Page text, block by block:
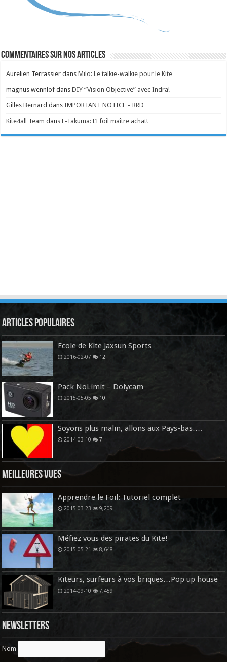
Commentaires sur nos articles
Aurelien Terrassier dansMilo: Le talkie-walkie pour le Kite
magnus wennlof dansDIY “Vision Objective” avec Indra!
Gilles Bernard dansIMPORTANT NOTICE – RRD
Kite4all Team dansE-Takuma: L’Efoil maître achat!
Articles Populaires
Ecole de Kite Jaxsun Sports
2016-02-07 12
Pack NoLimit – Dolycam
2015-05-05 10
Soyons plus malin, allons aux Pays-bas….
2014-03-10 7
Meilleures vues
Apprendre le Foil: Tutoriel complet
2015-03-23 9,209
Méfiez vous des pirates du Kite!
2015-05-21 8,648
Kiteurs, surfeurs à vos briques…Pop up house
2014-09-10 7,459
Newsletters
Nom